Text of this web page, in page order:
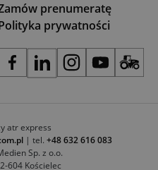
prenumeratę
prywatności
atr express
| tel. +48 632 616 083
Sp. z o.o.
604 Kościelec